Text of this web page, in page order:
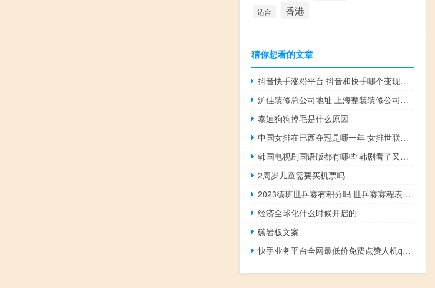
适合 香港
猜你想看的文章
抖音快手涨粉平台 抖音和快手哪个变现快(抖音快手涨粉平台 抖音和快手哪个变现快些)
沪佳装修总公司地址 上海整装装修公司排名
泰迪狗狗掉毛是什么原因
中国女排在巴西夺冠是哪一年 女排世联赛决赛中国巴西
韩国电视剧国语版都有哪些 韩剧看了又看国语版
2周岁儿童需要买机票吗
2023德班世乒赛有积分吗 世乒赛赛程表2023
经济全球化什么时候开启的
碳岩板文案
快手业务平台全网最低价免费点赞人机qq号